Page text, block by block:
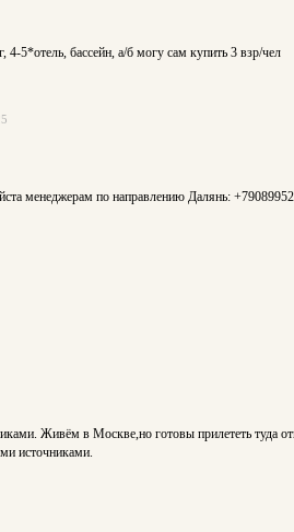
5*отель, бассейн, а/б могу сам купить 3 взр/чел
менеджерам по направлению Далянь:
Живём в Москве,но готовы прилететь туда
источниками.